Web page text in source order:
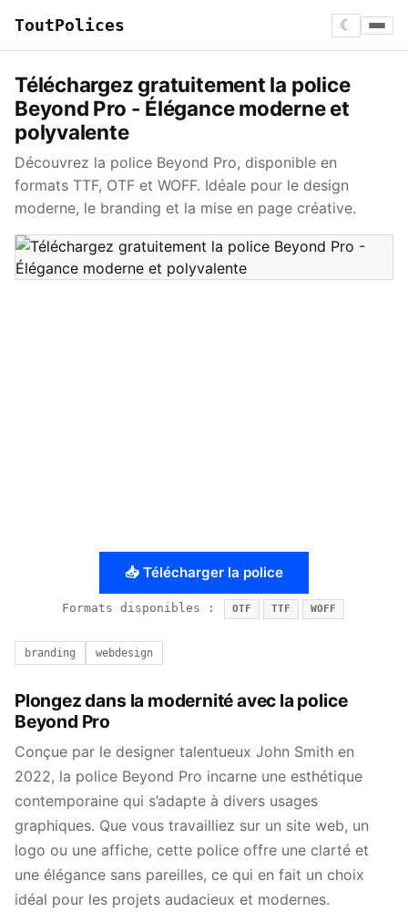
ToutPolices ☾
Téléchargez gratuitement la police
Beyond Pro - Élégance moderne et
polyvalente
Découvrez la police Beyond Pro, disponible en
formats TTF, OTF et WOFF. Idéale pour le design
moderne, le branding et la mise en page créative.
📥 Télécharger la police
Formats disponibles : OTF TTF WOFF
branding webdesign
Plongez dans la modernité avec la police
Beyond Pro
Conçue par le designer talentueux John Smith en
2022, la police Beyond Pro incarne une esthétique
contemporaine qui s’adapte à divers usages
graphiques. Que vous travailliez sur un site web, un
logo ou une affiche, cette police offre une clarté et
une élégance sans pareilles, ce qui en fait un choix
idéal pour les projets audacieux et modernes.